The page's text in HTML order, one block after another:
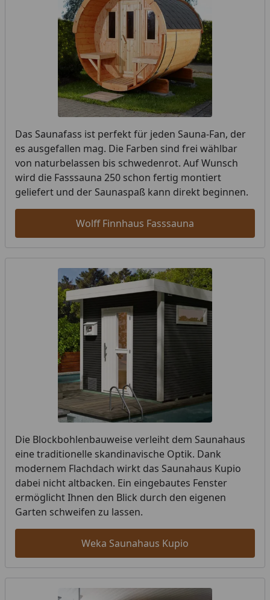
Das Saunafass ist perfekt für jeden Sauna-Fan, der
es ausgefallen mag. Die Farben sind frei wählbar
von naturbelassen bis schwedenrot. Auf Wunsch
wird die Fasssauna 250 schon fertig montiert
geliefert und der Saunaspaß kann direkt beginnen.
Wolff Finnhaus Fasssauna
Die Blockbohlenbauweise verleiht dem Saunahaus
eine traditionelle skandinavische Optik. Dank
modernem Flachdach wirkt das Saunahaus Kupio
dabei nicht altbacken. Ein eingebautes Fenster
ermöglicht Ihnen den Blick durch den eigenen
Garten schweifen zu lassen.
Weka Saunahaus Kupio